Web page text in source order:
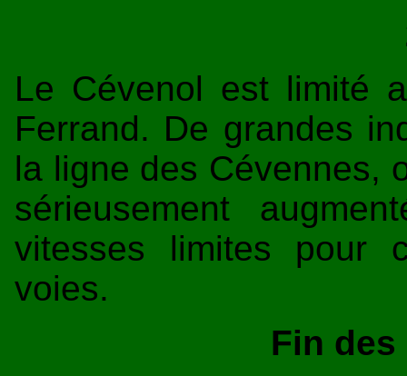
Le Cévenol est limité
Ferrand. De grandes
la ligne des Cévennes,
sérieusement
vitesses limites pour
voies.
Fin des